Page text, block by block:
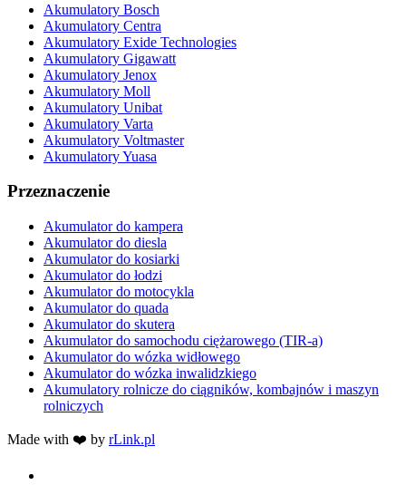
Akumulatory Bosch
Akumulatory Centra
Akumulatory Exide Technologies
Akumulatory Gigawatt
Akumulatory Jenox
Akumulatory Moll
Akumulatory Unibat
Akumulatory Varta
Akumulatory Voltmaster
Akumulatory Yuasa
Przeznaczenie
Akumulator do kampera
Akumulator do diesla
Akumulator do kosiarki
Akumulator do łodzi
Akumulator do motocykla
Akumulator do quada
Akumulator do skutera
Akumulator do samochodu ciężarowego (TIR-a)
Akumulator do wózka widłowego
Akumulator do wózka inwalidzkiego
Akumulatory rolnicze do ciągników, kombajnów i maszyn
rolniczych
Made with ❤️ by rLink.pl